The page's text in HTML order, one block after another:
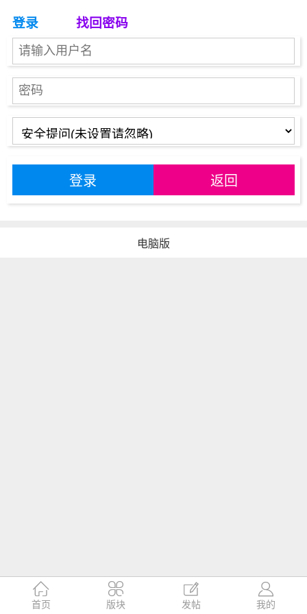
登录 找回密码
登录 返回

首页

版块

发帖

我的
电脑版